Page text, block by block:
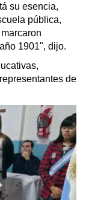
su esencia,
pública,
1901", dijo.
de